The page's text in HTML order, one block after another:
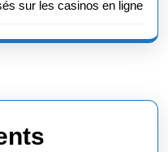
sur les casinos en ligne